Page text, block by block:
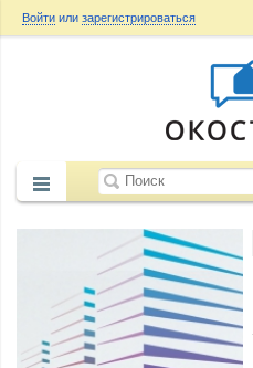
Войти или зарегистрироваться